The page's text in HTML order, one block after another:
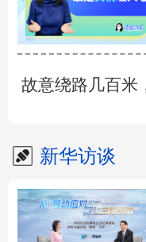
故意绕路几百米
新华访谈